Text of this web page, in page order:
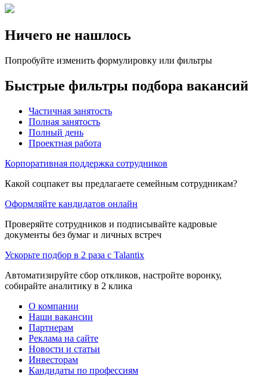
Ничего не нашлось
Попробуйте изменить формулировку или фильтры
Быстрые фильтры подбора вакансий
Частичная занятость
Полная занятость
Полный день
Проектная работа
Корпоративная поддержка сотрудников
Какой соцпакет вы предлагаете семейным сотрудникам?
Оформляйте кандидатов онлайн
Проверяйте сотрудников и подписывайте кадровые
документы без бумаг и личных встреч
Ускорьте подбор в 2 раза с Talantix
Автоматизируйте сбор откликов, настройте воронку,
собирайте аналитику в 2 клика
О компании
Наши вакансии
Партнерам
Реклама на сайте
Новости и статьи
Инвесторам
Кандидаты по профессиям